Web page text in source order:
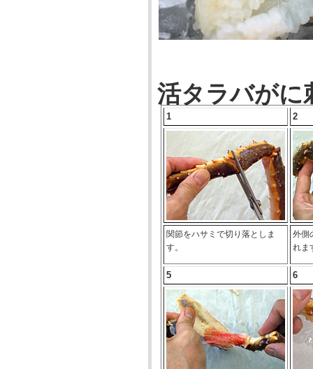
活タラバがに
1 2
関節をハサミで切り落としま
す。
外側
れま
5 6